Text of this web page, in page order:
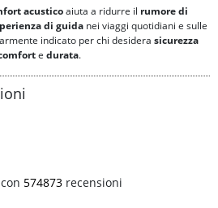
acusticoaiuta a ridurre il rumore di
di guida nei viaggi quotidiani e sulle
indicato per chi desidera sicurezza
e durata.
574873 recensioni